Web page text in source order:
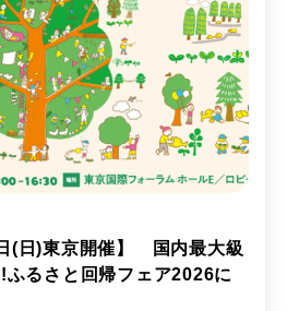
(日)東京開催】 国内最大級
るさと回帰フェア2026に